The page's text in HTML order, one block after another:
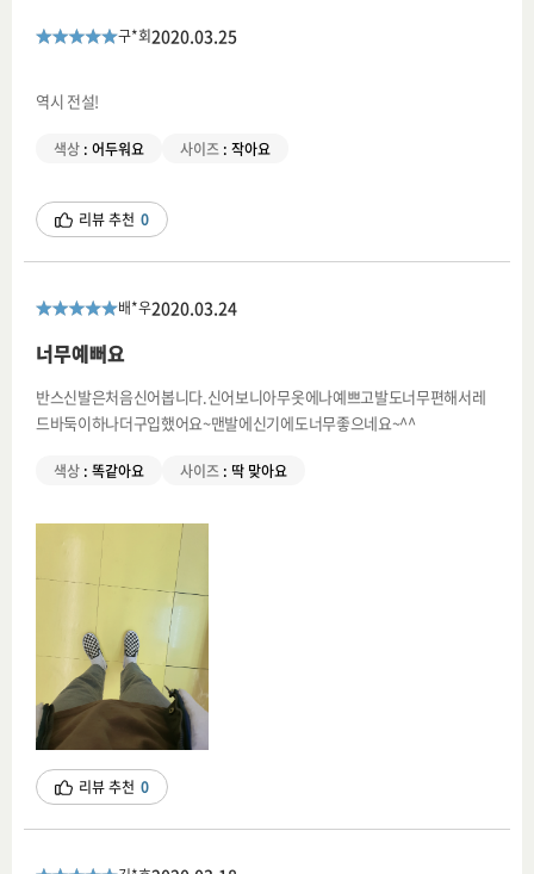
구*회2020.03.25
역시 전설!
색상 : 어두워요 사이즈 : 작아요
리뷰 추천 0
배*우2020.03.24
너무예뻐요
반스신발은처음신어봅니다.신어보니아무옷에나예쁘고발도너무편해서레
드바둑이하나더구입했어요~맨발에신기에도너무좋으네요~^^
색상 : 똑같아요 사이즈 : 딱 맞아요
리뷰 추천 0